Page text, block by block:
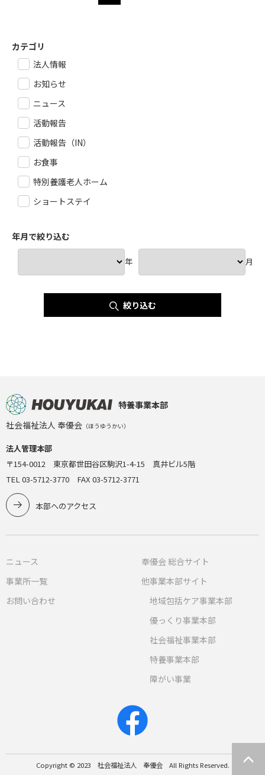
カテゴリ
法人情報
お知らせ
ニュース
活動報告
活動報告（IN）
お食事
特別養護老人ホーム
ショートステイ
年月で絞り込む
年 月
絞り込む
特養事業本部
社会福祉法人 奉優会 （ほうゆうかい）
法人管理本部
〒154-0012 東京都世田谷区駒沢1-4-15 真井ビル5階
TEL 03-5712-3770 FAX 03-5712-3771
本部へのアクセス
ニュース
事業所一覧
お問い合わせ
奉優会 総合サイト
他事業本部サイト
地域包括ケア事業本部
優っくり事業本部
社会福祉事業本部
特養事業本部
障がい事業
Copyright © 2023 社会福祉法人 奉優会 All Rights Reserved.